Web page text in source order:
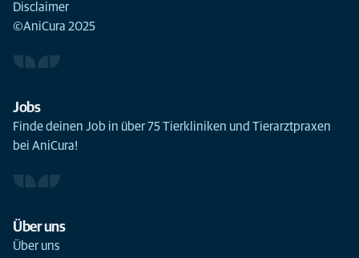
Disclaimer
©AniCura 2025
Jobs
Finde deinen Job in über 75 Tierkliniken und Tierarztpraxen
bei AniCura!
Über uns
Über uns